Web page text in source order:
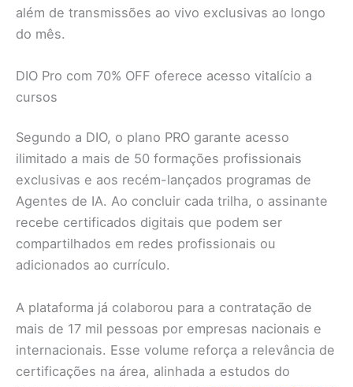
além de transmissões ao vivo exclusivas ao longo
do mês.
DIO Pro com 70% OFF oferece acesso vitalício a
cursos
Segundo a DIO, o plano PRO garante acesso
ilimitado a mais de 50 formações profissionais
exclusivas e aos recém-lançados programas de
Agentes de IA. Ao concluir cada trilha, o assinante
recebe certificados digitais que podem ser
compartilhados em redes profissionais ou
adicionados ao currículo.
A plataforma já colaborou para a contratação de
mais de 17 mil pessoas por empresas nacionais e
internacionais. Esse volume reforça a relevância de
certificações na área, alinhada a estudos do